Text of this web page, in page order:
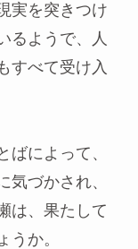
実を突きつけ
るようで、人
すべて受け入
ばによって、
気づかされ、
は、果たして
うか。